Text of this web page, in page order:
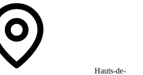
Hauts-de-